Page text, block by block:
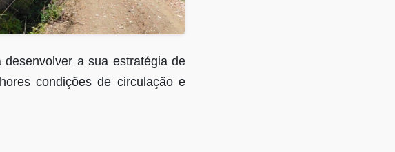
a sua estratégia de
condições de circulação e